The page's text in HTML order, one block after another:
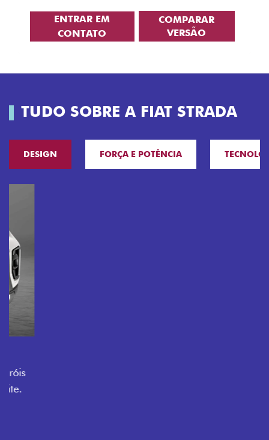
ENTRAR EM
CONTATO
COMPARAR
VERSÃO
TUDO SOBRE A FIAT STRADA
DESIGN FORÇA E POTÊNCIA
PORTAS
Todo mundo pode viajar confortável na Fiat Strada,